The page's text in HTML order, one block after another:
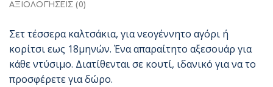
ΑΞΙΟΛΟΓΉΣΕΙΣ (0)
Σετ τέσσερα καλτσάκια, για νεογέννητο αγόρι ή
κορίτσι εως 18μηνών. Ένα απαραίτητο αξεσουάρ για
κάθε ντύσιμο. Διατίθενται σε κουτί, ιδανικό για να το
προσφέρετε για δώρο.